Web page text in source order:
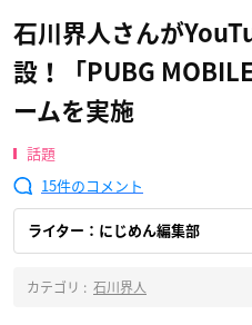
石川界人さんが
設！「PUBG
ームを実施
話題
15
ライター：にじめん編集部
カテゴリ : 石川界人